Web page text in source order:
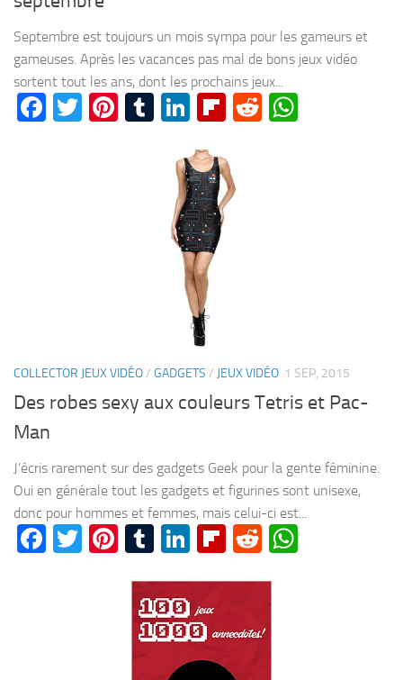
Septembre est toujours un mois sympa pour les gameurs et
gameuses. Après les vacances pas mal de bons jeux vidéo
sortent tout les ans, dont les prochains jeux...
Facebook
Twitter
Pinterest
Tumblr
LinkedIn
Flipboard
Reddit
COLLECTOR JEUX VIDÉO/ GADGETS / JEUX VIDÉO 1 SEP, 2015
Des robes sexy aux couleurs Tetris et Pac-
Man
J’écris rarement sur des gadgets Geek pour la gente féminine.
Oui en générale tout les gadgets et figurines sont unisexe,
donc pour hommes et femmes, mais celui-ci est...
Facebook
Twitter
Pinterest
Tumblr
LinkedIn
Flipboard
Reddit